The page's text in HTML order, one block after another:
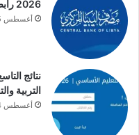
2026 رابط fcms cbl gov ly
أغسطس 5, 2026
التربية
أغسطس 4, 2026